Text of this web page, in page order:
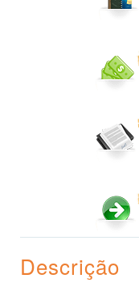
Descrição